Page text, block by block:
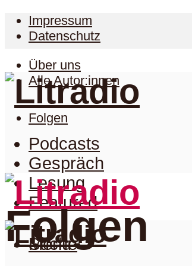
Impressum
Datenschutz
Über uns
Alle Autor:innen
Folgen
Folgen
Podcasts
Gespräch
Lesung
Featured
Menu
Suche